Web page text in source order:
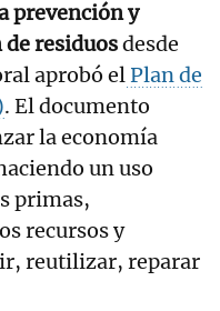
prevención y
residuosdesde
aprobó elPlan de
. El documento
la economía
un uso
primas,
recursos y
reutilizar, reparar